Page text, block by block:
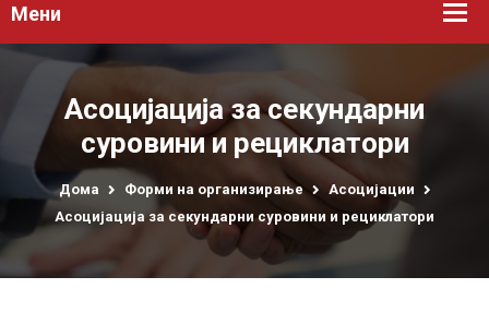
Мени
Асоцијација за секундарни
суровини и рециклатори
Дома Форми на организирање
Асоцијации
Асоцијација за секундарни суровини и рециклатори